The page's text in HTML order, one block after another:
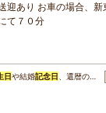
迎あり お車の場合、
て７０分
日や結婚記念日 、還暦の…